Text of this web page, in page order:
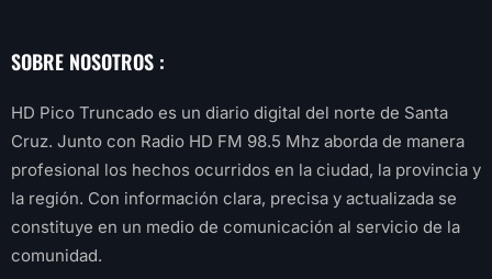
SOBRE NOSOTROS :
HD Pico Truncado es un diario digital del norte de Santa
Cruz. Junto con Radio HD FM 98.5 Mhz aborda de manera
profesional los hechos ocurridos en la ciudad, la provincia y
la región. Con información clara, precisa y actualizada se
constituye en un medio de comunicación al servicio de la
comunidad.